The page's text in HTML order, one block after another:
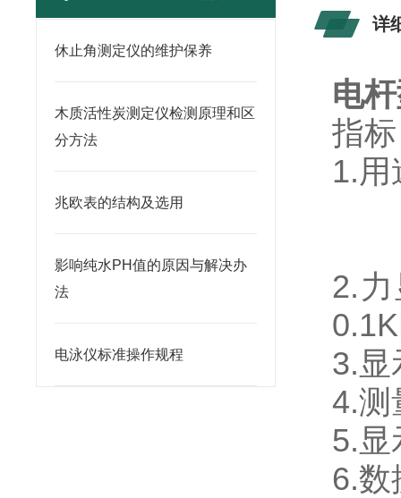
休止角测定仪的维护保养
木质活性炭测定仪检测原理和区
分方法
兆欧表的结构及选用
影响纯水PH值的原因与解决办
法
电泳仪标准操作规程
详
电
指
1.
2.
3.
4.
5.
6.